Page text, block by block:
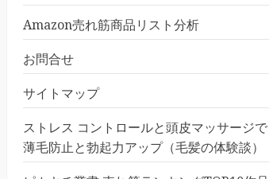
Amazon売れ筋商品リスト分析
お問合せ
サイトマップ
ストレス コントロールと頭皮マッサージで
薄毛防止と勃起力アップ（毛髪の体験談）